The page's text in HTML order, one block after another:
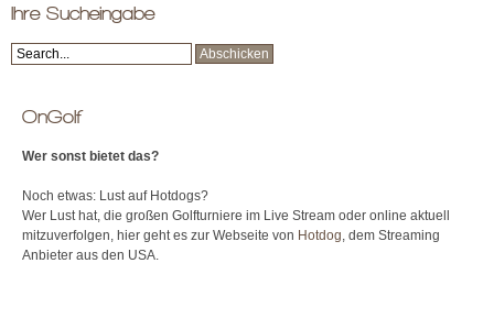
Ihre Sucheingabe
OnGolf
Wer sonst bietet das?
Noch etwas: Lust auf Hotdogs?
Wer Lust hat, die großen Golfturniere im Live Stream oder online aktuell
mitzuverfolgen, hier geht es zur Webseite von Hotdog , dem Streaming
Anbieter aus den USA.